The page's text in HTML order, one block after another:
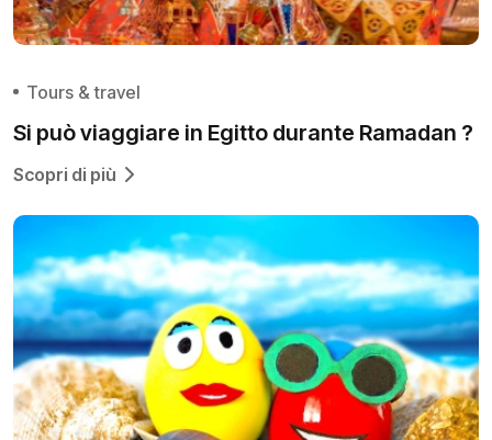
Tours & travel
Si può viaggiare in Egitto durante Ramadan ?
Scopri di più